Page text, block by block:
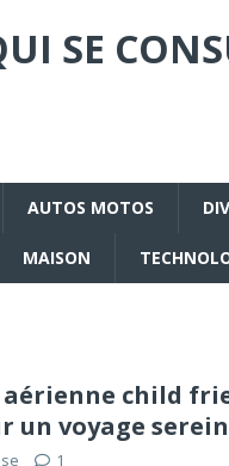
SE
AUTOS MOTOS
MAISON
child
un voyage
1